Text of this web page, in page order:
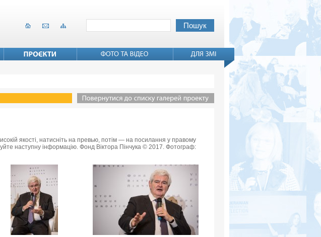
якості, натисніть на превью, потім — на посилання у правому
наступну інформацію. Фонд Віктора Пінчука © 2017. Фотограф: